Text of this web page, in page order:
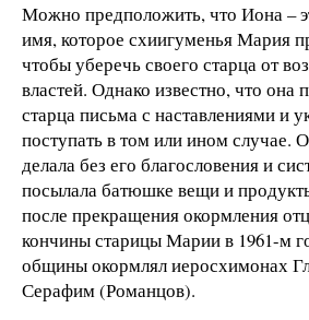
Можно предположить, что Иона –
имя, которое схиигуменья Мария
чтобы уберечь своего старца от
властей. Однако известно, что она
старца письма с наставлениями и
поступать в том или ином случае.
делала без его благословения и
посылала батюшке вещи и
после прекращения окормления
кончины старицы Марии в 1961-м
общины окормлял иеросхимонах
Серафим (Романцов).